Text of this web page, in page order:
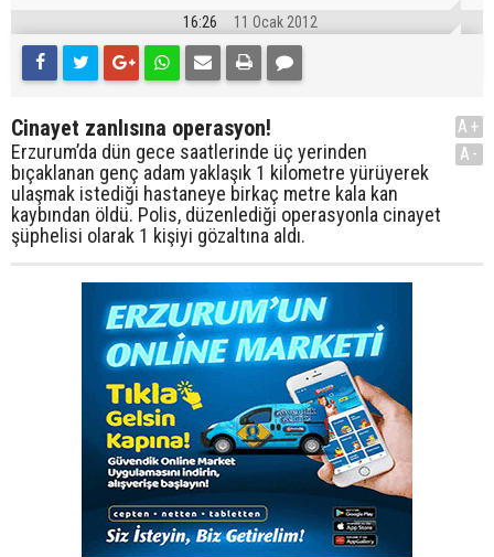
16:26 11 Ocak 2012
Cinayet zanlısına operasyon!
Erzurum’da dün gece saatlerinde üç yerinden
bıçaklanan genç adam yaklaşık 1 kilometre yürüyerek
ulaşmak istediği hastaneye birkaç metre kala kan
kaybından öldü. Polis, düzenlediği operasyonla cinayet
şüphelisi olarak 1 kişiyi gözaltına aldı.
A+
A-